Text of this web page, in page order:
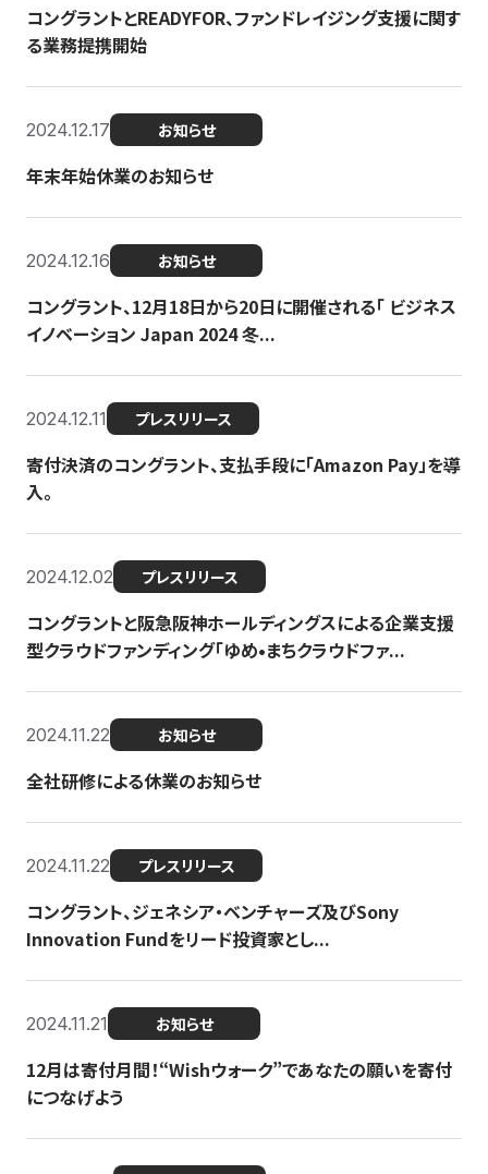
コングラントとREADYFOR、ファンドレイジング支援に関す
る業務提携開始
2024.12.17 お知らせ
年末年始休業のお知らせ
2024.12.16 お知らせ
コングラント、12月18日から20日に開催される「 ビジネス
イノベーション Japan 2024 冬...
2024.12.11 プレスリリース
寄付決済のコングラント、支払手段に「Amazon Pay」を導
入。
2024.12.02 プレスリリース
コングラントと阪急阪神ホールディングスによる企業支援
型クラウドファンディング「ゆめ•まちクラウドファ...
2024.11.22 お知らせ
全社研修による休業のお知らせ
2024.11.22 プレスリリース
コングラント、ジェネシア・ベンチャーズ及びSony
Innovation Fundをリード投資家とし...
2024.11.21 お知らせ
12月は寄付月間！“Wishウォーク”であなたの願いを寄付
につなげよう